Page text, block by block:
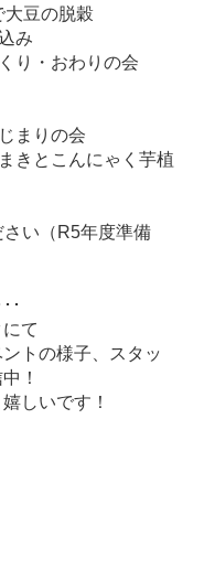
豆の脱穀
み
・おわりの会
まりの会
とこんにゃく芋植
い（R5年度準備
･
て
トの様子、スタッ
！
しいです！